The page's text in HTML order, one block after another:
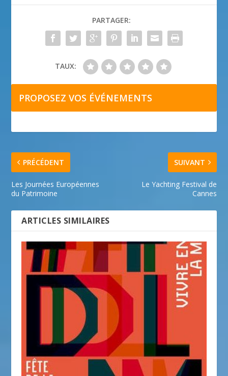
PARTAGER:
TAUX:
PROPOSEZ VOS ÉVÉNEMENTS
PRÉCÉDENT
Les Journées Européennes
du Patrimoine
SUIVANT
Le Yachting Festival de
Cannes
ARTICLES SIMILAIRES